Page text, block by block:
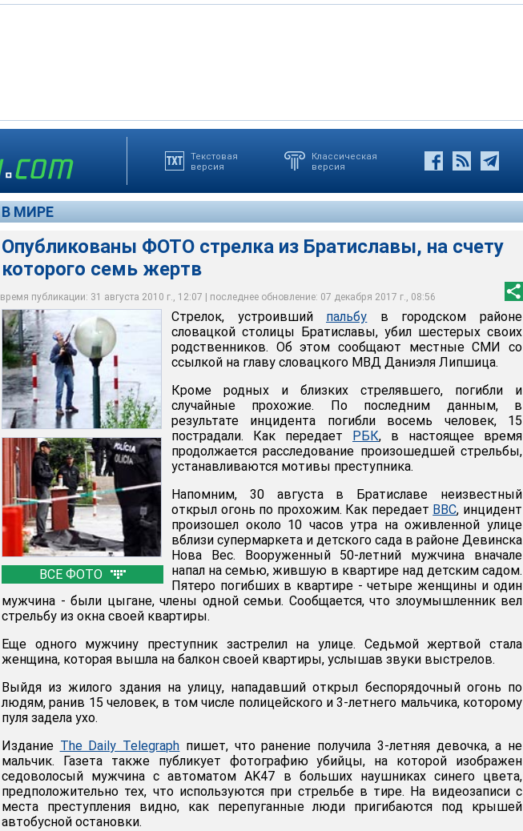
Текстовая
версия
Классическая
версия
В МИРЕ
Опубликованы ФОТО стрелка из Братиславы, на счету
которого семь жертв
время публикации: 31 августа 2010 г., 12:07 | последнее обновление: 07 декабря 2017 г., 08:56
ВСЕ ФОТО
Опубликованы ФОТО стрелка из Братиславы, на счету которого семь жертв
Reuters
Напомним, 30 августа в Братиславе неизвестный открыл огонь по прохожим
Reuters
Вооруженный 50-летний мужчина вначале напал на семью, жившую в квартире над
детским садом. Пятеро погибших в квартире - четыре женщины и один мужчина -
были цыгане, члены одной семьи
Reuters
Произошедший инцидент стал крупнейшей трагедией подобного рода в республике
Reuters
Стрелок, устроивший пальбу в городском районе
словацкой столицы Братиславы, убил шестерых своих
родственников. Об этом сообщают местные СМИ со
ссылкой на главу словацкого МВД Даниэля Липшица.
Кроме родных и близких стрелявшего, погибли и
случайные прохожие. По последним данным, в
результате инцидента погибли восемь человек, 15
пострадали. Как передает РБК, в настоящее время
продолжается расследование произошедшей стрельбы,
устанавливаются мотивы преступника.
Напомним, 30 августа в Братиславе неизвестный
открыл огонь по прохожим. Как передает BBC, инцидент
произошел около 10 часов утра на оживленной улице
вблизи супермаркета и детского сада в районе Девинска
Нова Вес. Вооруженный 50-летний мужчина вначале
напал на семью, жившую в квартире над детским садом.
Пятеро погибших в квартире - четыре женщины и один
мужчина - были цыгане, члены одной семьи. Сообщается, что злоумышленник вел
стрельбу из окна своей квартиры.
Еще одного мужчину преступник застрелил на улице. Седьмой жертвой стала
женщина, которая вышла на балкон своей квартиры, услышав звуки выстрелов.
Выйдя из жилого здания на улицу, нападавший открыл беспорядочный огонь по
людям, ранив 15 человек, в том числе полицейского и 3-летнего мальчика, которому
пуля задела ухо.
Издание The Daily Telegraph пишет, что ранение получила 3-летняя девочка, а не
мальчик. Газета также публикует фотографию убийцы, на которой изображен
седоволосый мужчина с автоматом AK47 в больших наушниках синего цвета,
предположительно тех, что используются при стрельбе в тире. На видеозаписи с
места преступления видно, как перепуганные люди пригибаются под крышей
автобусной остановки.